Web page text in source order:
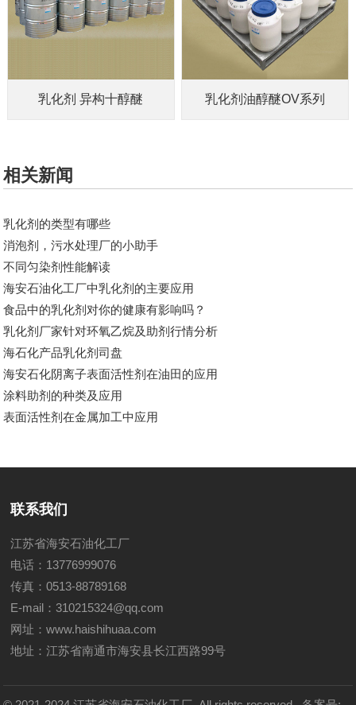
乳化剂 异构十醇醚 乳化剂油醇醚OV系列
相关新闻
乳化剂的类型有哪些
消泡剂，污水处理厂的小助手
不同匀染剂性能解读
海安石油化工厂中乳化剂的主要应用
食品中的乳化剂对你的健康有影响吗？
乳化剂厂家针对​环氧乙烷及助剂行情分析
海石化产品乳化剂司盘
海安石化阴离子表面活性剂在油田的应用
涂料助剂的种类及应用
表面活性剂在金属加工中应用
联系我们
江苏省海安石油化工厂
电话：13776999076
传真：0513-88789168
E-mail：310215324@qq.com
网址：www.haishihuaa.com
地址：江苏省南通市海安县长江西路99号